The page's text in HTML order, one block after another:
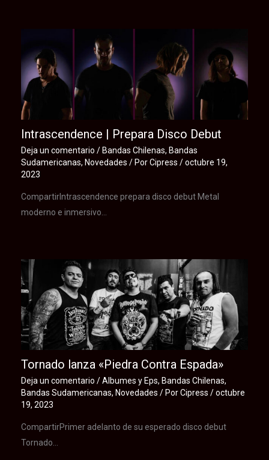
Intrascendence | Prepara Disco Debut
Deja un comentario / Bandas Chilenas, Bandas
Sudamericanas, Novedades / PorCipress /octubre 19,
2023
CompartirIntrascendence prepara disco debut Metal
moderno e inmersivo…
Tornado lanza «Piedra Contra Espada»
Deja un comentario /Albumes y Eps, Bandas Chilenas,
Bandas Sudamericanas, Novedades / PorCipress /octubre
19, 2023
CompartirPrimer adelanto de su esperado disco debut
Tornado…